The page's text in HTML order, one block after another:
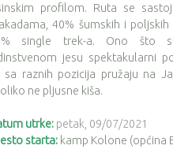
profilom. Ruta se
40% šumskih i
single trek-a. Ono što
jesu spektakularni
sa raznih pozicija pružaju na
ne pljusne kiša.
utrke: petak, 09/07/2021
starta: kamp Kolone (općina